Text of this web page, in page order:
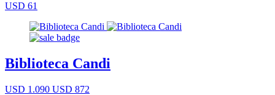
USD 61
Biblioteca Candi
USD 1.090 USD 872